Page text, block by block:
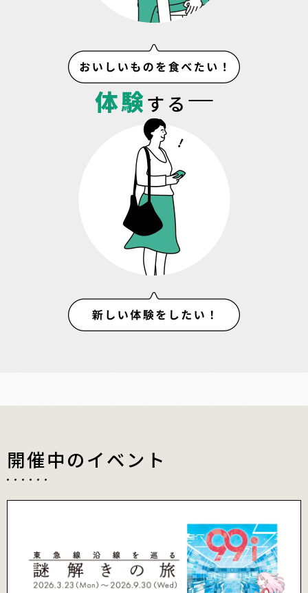
体験する
開催中のイベント